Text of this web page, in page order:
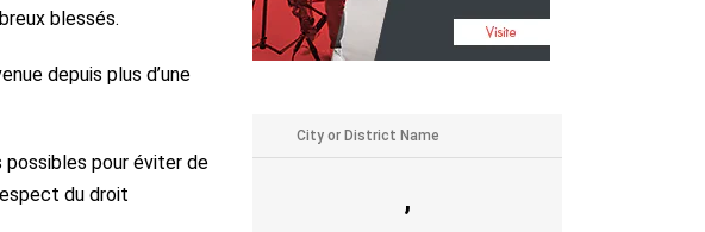
blessés.
depuis plus d’une
pour éviter de
du droit
,